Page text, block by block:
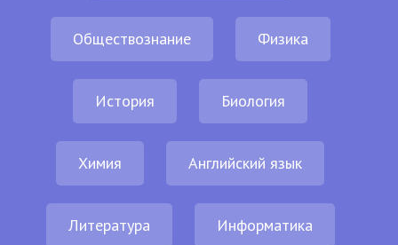
Обществознание Физика
История Биология
Химия Английский язык
Литература Информатика